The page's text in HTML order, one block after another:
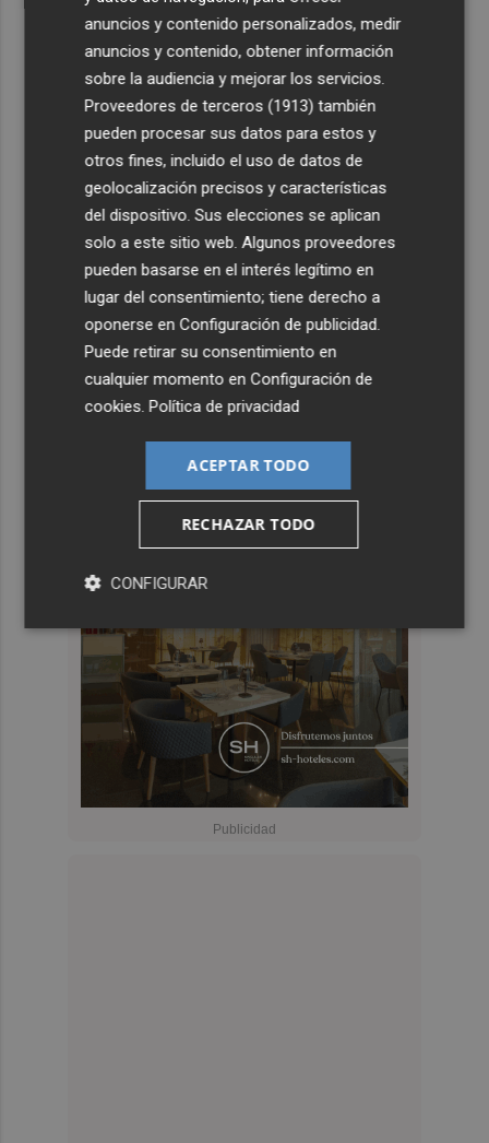
anuncios y contenido personalizados, medir
anuncios y contenido, obtener información
sobre la audiencia y mejorar los servicios.
Proveedores de terceros (1913) también
pueden procesar sus datos para estos y
otros fines, incluido el uso de datos de
geolocalización precisos y características
del dispositivo. Sus elecciones se aplican
solo a este sitio web. Algunos proveedores
pueden basarse en el interés legítimo en
lugar del consentimiento; tiene derecho a
oponerse enConfiguración de publicidad
Puede retirar su consentimiento en
cualquier momento enConfiguración de
cookies .Política de privacidad
ACEPTAR TODO
RECHAZAR TODO
CONFIGURAR